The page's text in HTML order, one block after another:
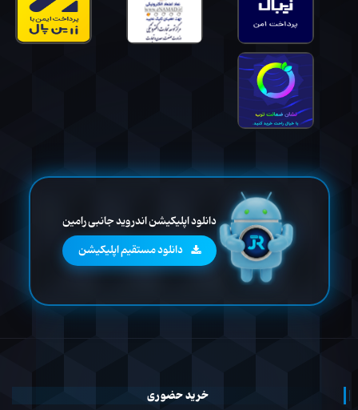
دانلود اپلیکیشن اندروید جانبی رامین
دانلود مستقیم اپلیکیشن
خرید حضوری